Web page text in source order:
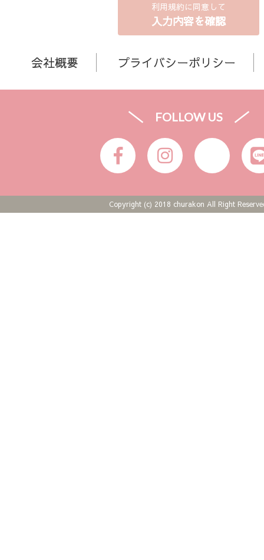
利用規約に同意して
入力内容を確認
会社概要 プライバシーポリシー
FOLLOW US
Copyright (c) 2018 churakon All Right